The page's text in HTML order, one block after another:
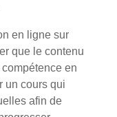
en ligne sur
que le contenu
en
un cours qui
afin de